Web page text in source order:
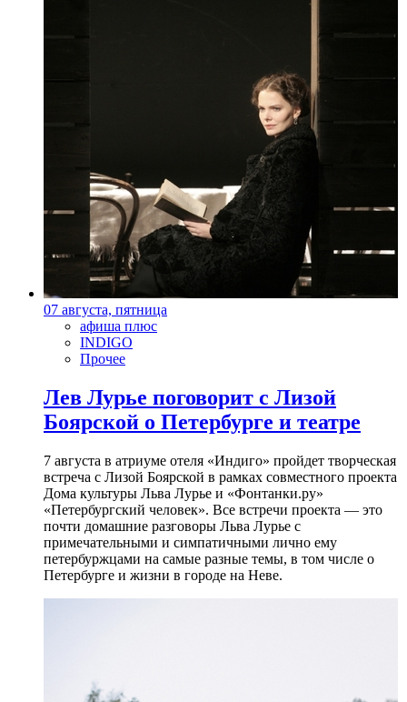
07 августа, пятница
афиша плюс
INDIGO
Прочее
Лев Лурье поговорит с Лизой
Боярской о Петербурге и театре
7 августа в атриуме отеля «Индиго» пройдет творческая
встреча с Лизой Боярской в рамках совместного проекта
Дома культуры Льва Лурье и «Фонтанки.ру»
«Петербургский человек». Все встречи проекта — это
почти домашние разговоры Льва Лурье с
примечательными и симпатичными лично ему
петербуржцами на самые разные темы, в том числе о
Петербурге и жизни в городе на Неве.